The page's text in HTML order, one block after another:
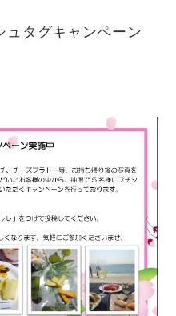
ュタグキャンペーン